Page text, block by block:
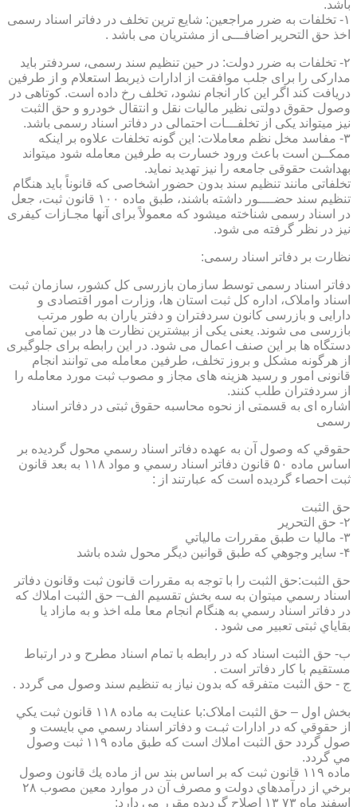
باشد.
۱- تخلفات به ضرر مراجعین: شایع ترین تخلف در دفاتر اسناد رسمی
اخذ حق التحریر اضافـــی از مشتریان می باشد .
۲- تخلفات به ضرر دولت: در حین تنظیم سند رسمی، سردفتر باید
مدارکی را برای جلب موافقت از ادارات ذیربط استعلام و از طرفین
دریافت کند اگر این کار انجام نشود، تخلف رخ داده است. کوتاهی در
وصول حقوق دولتی نظیر مالیات نقل و انتقال خودرو و حق الثبت
نیز میتواند یکی از تخلفـــات احتمالی در دفاتر اسناد رسمی باشد.
۳- مفاسد مخل نظم معاملات: این گونه تخلفات علاوه بر اینکه
ممکــن است باعث ورود خسارت به طرفین معامله شود میتواند
بهداشت حقوقی جامعه را نیز تهدید نماید.
تخلفاتی مانند تنظیم سند بدون حضور اشخاصی که قانوناً باید هنگام
تنظیم سند حضــــور داشته باشند، طبق ماده ۱۰۰ قانون ثبت، جعل
در اسناد رسمی شناخته میشود که معمولاً برای آنها مجـازات کیفری
نیز در نظر گرفته می شود.
نظارت بر دفاتر اسناد رسمی:
دفاتر اسناد رسمی توسط سازمان بازرسی کل کشور، سازمان ثبت
اسناد واملاک، اداره کل ثبت استان ها، وزارت امور اقتصادی و
دارایی و بازرسی کانون سردفتران و دفتر یاران به طور مرتب
بازرسی می شوند. یعنی یکی از بیشترین نظارت ها در بین تمامی
دستگاه ها بر این صنف اعمال می شود. در این رابطه برای جلوگیری
از هرگونه مشکل و بروز تخلف، طرفین معامله می توانند انجام
قانونی امور و رسید هزینه های مجاز و مصوب ثبت مورد معامله را
از سردفتران طلب کنند.
اشاره ای به قسمتی از نحوه محاسبه حقوق ثبتی در دفاتر اسناد
رسمی
حقوقي كه وصول آن به عهده دفاتر اسناد رسمي محول گرديده بر
اساس ماده ۵۰ قانون دفاتر اسناد رسمي و مواد ۱۱۸ به بعد قانون
ثبت احصاء گرديده است كه عبارتند از :
حق الثبت
۲- حق التحرير
۳- ماليا ت طبق مقررات مالياتي
۴- ساير وجوهي كه طبق قوانين ديگر محول شده باشد
حق الثبت:حق الثبت را با توجه به مقررات قانون ثبت وقانون دفاتر
اسناد رسمي ميتوان به سه بخش تقسيم الف– حق الثبت املاك كه
در دفاتر اسناد رسمي به هنگام انجام معا مله اخذ و به مازاد يا
بقاياي ثبتی تعبیر می شود .
ب- حق الثبت اسناد كه در رابطه با تمام اسناد مطرح و در ارتباط
مستقيم با كار دفاتر است .
ج - حق الثبت متفرقه كه بدون نياز به تنظیم سند وصول می گردد .
بخش اول – حق الثبت املاک:با عنايت به ماده ۱۱۸ قانون ثبت يكي
از حقوقي كه در ادارات ثبـت و دفاتر اسناد رسمي مي بايست و
صول گردد حق الثبت املاك است كه طبق ماده ۱۱۹ ثبت وصول
مي گردد.
ماده ۱۱۹ قانون ثبت كه بر اساس بند س از ماده يك قانون وصول
برخي از درآمدهاي دولت و مصرف آن در موارد معين مصوب ۲۸
اسفند ماه ۷۳ ۱۳ اصلاح گرديده مقرر مي دارد: